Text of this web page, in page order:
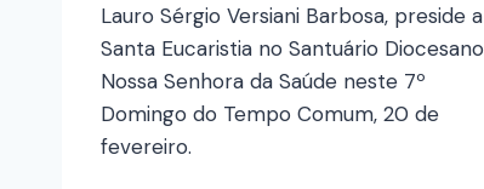
Lauro Sérgio Versiani Barbosa, preside a
Santa Eucaristia no Santuário Diocesano
Nossa Senhora da Saúde neste 7º
Domingo do Tempo Comum, 20 de
fevereiro.